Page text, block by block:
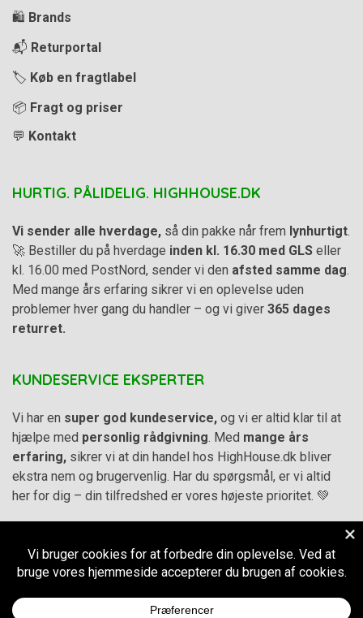
🛍️ Brands
📬 Returportal
🏷️ Køb en fragtlabel
📦 Fragt og priser
💬 Kontakt
HURTIG. PÅLIDELIG. HIGHHOUSE.DK
Vi sender alle hverdage, så din pakke når frem lynhurtigt.
🚀 Bestiller du på hverdage inden kl. 16.30 med GLS eller
kl. 16.00 med PostNord, sender vi den afsted samme dag.
Med mange års erfaring sikrer vi en oplevelse uden
problemer hver gang du handler – og vi giver 365 dages
returret.
KUNDESERVICE EKSPERTER
Vi har en super god kundeservice, og vi er altid klar til at
hjælpe med personlig rådgivning. Med mange års
erfaring, sikrer vi at din handel hos HighHouse.dk bliver
ekstra nem og brugervenlig. Har du spørgsmål, er vi altid
her for dig – din tilfredshed er vores højeste prioritet. 💚
Handelsbetingelser– Cookie- og privatlivspolitik